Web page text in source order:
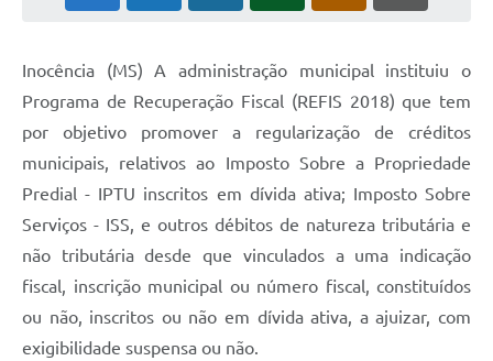
Instrumentos de Gestão - SAÚDE
Recursos Liberados
Plano Estratégico
Empresa Inidônea
LGPD - Governo Digital
licenciamento ambiental
Inocência (MS) A administração municipal instituiu o
Programa de Recuperação Fiscal (REFIS 2018) que tem
por objetivo promover a regularização de créditos
municipais, relativos ao Imposto Sobre a Propriedade
Predial - IPTU inscritos em dívida ativa; Imposto Sobre
Serviços - ISS, e outros débitos de natureza tributária e
não tributária desde que vinculados a uma indicação
fiscal, inscrição municipal ou número fiscal, constituídos
ou não, inscritos ou não em dívida ativa, a ajuizar, com
exigibilidade suspensa ou não.